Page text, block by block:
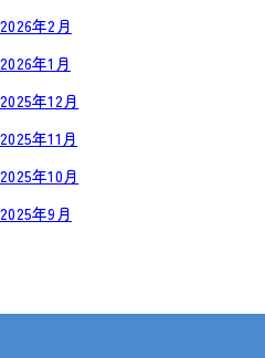
2026年2月
2026年1月
2025年12月
2025年11月
2025年10月
2025年9月